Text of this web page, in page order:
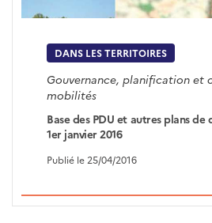
DANS LES TERRITOIRES
Gouvernance, planification et
mobilités
Base des PDU et autres plans de
1er janvier 2016
Publié le 25/04/2016